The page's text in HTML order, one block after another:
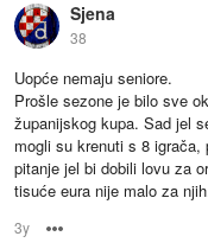
Sjena
38
Uopće nemaju seniore.
Prošle sezone je bilo sve
županijskog kupa. Sad jel
mogli su krenuti s 8
pitanje jel bi dobili lovu za
tisuće eura nije malo za
3y